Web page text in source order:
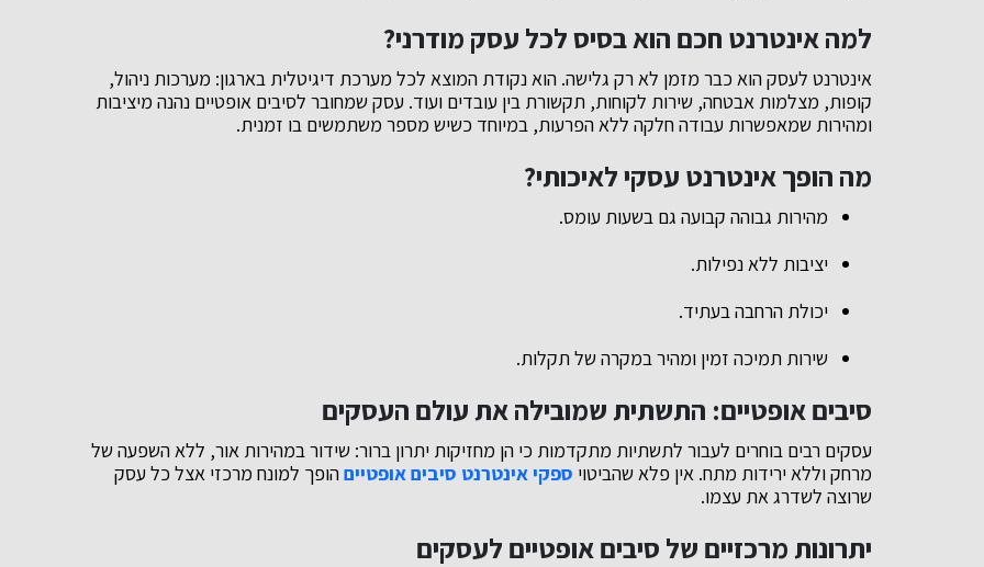
למה אינטרנט חכם הוא בסיס לכל עסק מודרני?
אינטרנט לעסק הוא כבר מזמן לא רק גלישה. הוא נקודת המוצא לכל מערכת דיגיטלית בארגון: מערכות ניהול,
קופות, מצלמות אבטחה, שירות לקוחות, תקשורת בין עובדים ועוד. עסק שמחובר לסיבים אופטיים נהנה מיציבות
ומהירות שמאפשרות עבודה חלקה ללא הפרעות, במיוחד כשיש מספר משתמשים בו זמנית.
מה הופך אינטרנט עסקי לאיכותי?
מהירות גבוהה קבועה גם בשעות עומס.
יציבות ללא נפילות.
יכולת הרחבה בעתיד.
שירות תמיכה זמין ומהיר במקרה של תקלות.
סיבים אופטיים: התשתית שמובילה את עולם העסקים
עסקים רבים בוחרים לעבור לתשתיות מתקדמות כי הן מחזיקות יתרון ברור: שידור במהירות אור, ללא השפעה של
מרחק וללא ירידות מתח. אין פלא שהביטוי ספקי אינטרנט סיבים אופטייםהופך למונח מרכזי אצל כל עסק
שרוצה לשדרג את עצמו.
יתרונות מרכזיים של סיבים אופטיים לעסקים